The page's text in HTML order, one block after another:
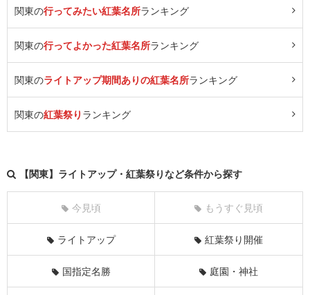
関東の行ってみたい紅葉名所ランキング
関東の行ってよかった紅葉名所ランキング
関東のライトアップ期間ありの紅葉名所ランキング
関東の紅葉祭り ランキング
【関東】ライトアップ・紅葉祭りなど条件から探す
今見頃 もうすぐ見頃
ライトアップ 紅葉祭り開催
国指定名勝 庭園・神社